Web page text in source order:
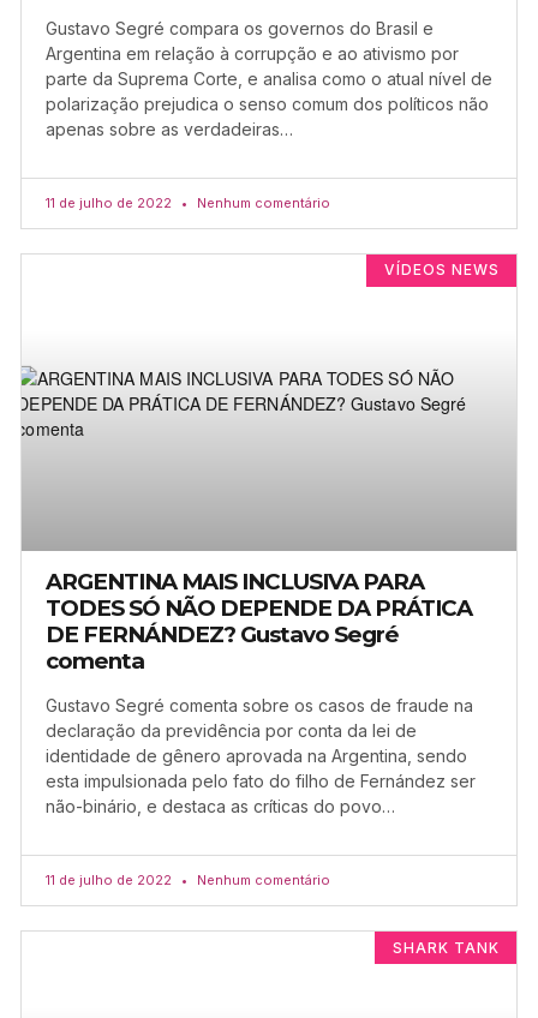
Gustavo Segré compara os governos do Brasil e
Argentina em relação à corrupção e ao ativismo por
parte da Suprema Corte, e analisa como o atual nível de
polarização prejudica o senso comum dos políticos não
apenas sobre as verdadeiras…
11 de julho de 2022 Nenhum comentário
VÍDEOS NEWS
ARGENTINA MAIS INCLUSIVA PARA
TODES SÓ NÃO DEPENDE DA PRÁTICA
DE FERNÁNDEZ? Gustavo Segré
comenta
Gustavo Segré comenta sobre os casos de fraude na
declaração da previdência por conta da lei de
identidade de gênero aprovada na Argentina, sendo
esta impulsionada pelo fato do filho de Fernández ser
não-binário, e destaca as críticas do povo…
11 de julho de 2022 Nenhum comentário
SHARK TANK